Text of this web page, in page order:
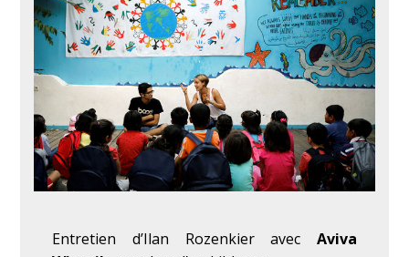
Entretien d’Ilan Rozenkier avec Aviva